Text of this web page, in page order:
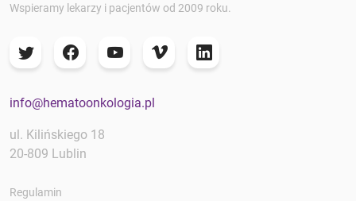
Wspieramy lekarzy i pacjentów od 2009 roku.
info@hematoonkologia.pl
ul. Kilińskiego 18
20-809 Lublin
Regulamin